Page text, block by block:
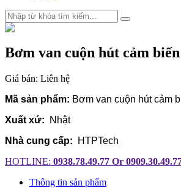
Bơm van cuộn hút cảm
Giá bán: Liên hệ
Mã sản phẩm: Bơm van cuộn hút cảm
Xuất xứ: Nhật
Nhà cung cấp: HTPTech
HOTLINE: 0938.78.49.77 Or
Thông tin sản phẩm